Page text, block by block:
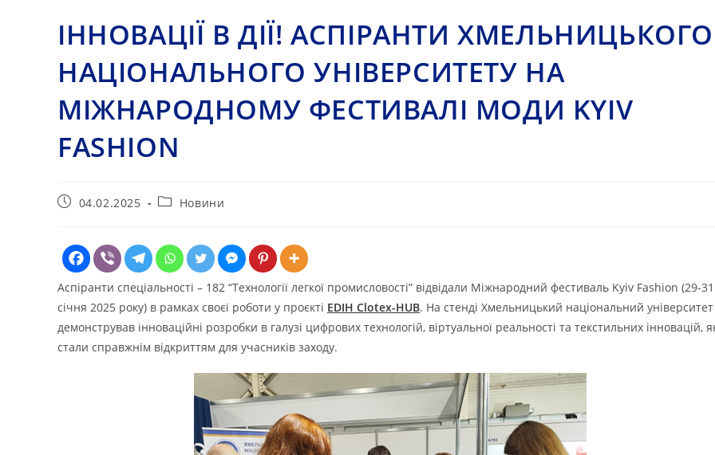
ІННОВАЦІЇ В ДІЇ! АСПІРАНТИ ХМЕЛЬНИЦЬКОГО
НАЦІОНАЛЬНОГО УНІВЕРСИТЕТУ НА
МІЖНАРОДНОМУ ФЕСТИВАЛІ МОДИ KYIV
FASHION
Запис04.02.2025
Категорія
Новини
Аспіранти спеціальності – 182 “Технології легкої промисловості” відвідали Міжнародний фестиваль Kyiv Fashion (29-31
січня 2025 року) в рамках своєї роботи у проєкті EDIH Clotex-HUB. На стенді Хмельницький національний університет
демонстрував інноваційні розробки в галузі цифрових технологій, віртуальної реальності та текстильних інновацій,
стали справжнім відкриттям для учасників заходу.